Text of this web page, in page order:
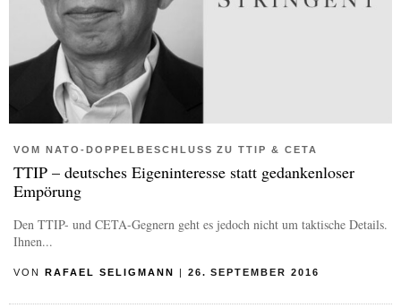
VOM NATO-DOPPELBESCHLUSS ZU TTIP & CETA
TTIP – deutsches Eigeninteresse statt gedankenloser
Empörung
Den TTIP- und CETA-Gegnern geht es jedoch nicht um taktische Details.
Ihnen...
VON RAFAEL SELIGMANN | 26. SEPTEMBER 2016